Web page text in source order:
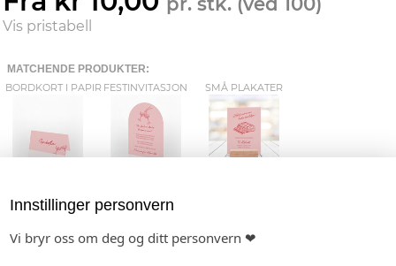
Vis pristabell
MATCHENDE PRODUKTER:
BORDKORT I PAPIR FESTINVITASJON SMÅ PLAKATER
Innstillinger personvern
Vi bryr oss om deg og ditt personvern ❤